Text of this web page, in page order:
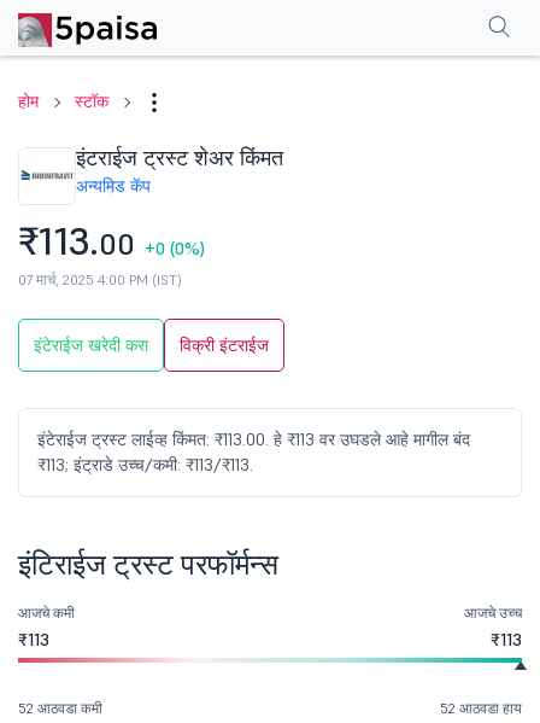
होम स्टॉक
इंटराईज ट्रस्ट शेअर किंमत
अन्यमिड कॅप
₹113.00 +0 (0%)
07 मार्च, 2025 4:00 PM (IST)
इंटेराईज खरेदी करा विक्री इंटराईज
इंटेराईज ट्रस्ट लाईव्ह किंमत: ₹113.00. हे ₹113 वर उघडले आहे मागील बंद
₹113; इंट्राडे उच्च/कमी: ₹113/₹113.
परफॉर्मन्सफायनान्शियल्स एफएक्यू
इंटिराईज ट्रस्ट परफॉर्मन्स
आजचे कमी
₹113
आजचे उच्च
₹113
52 आठवडा कमी 52 आठवडा हाय